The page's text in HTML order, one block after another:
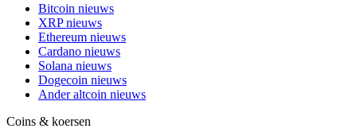
Bitcoin nieuws
XRP nieuws
Ethereum nieuws
Cardano nieuws
Solana nieuws
Dogecoin nieuws
Ander altcoin nieuws
Coins & koersen